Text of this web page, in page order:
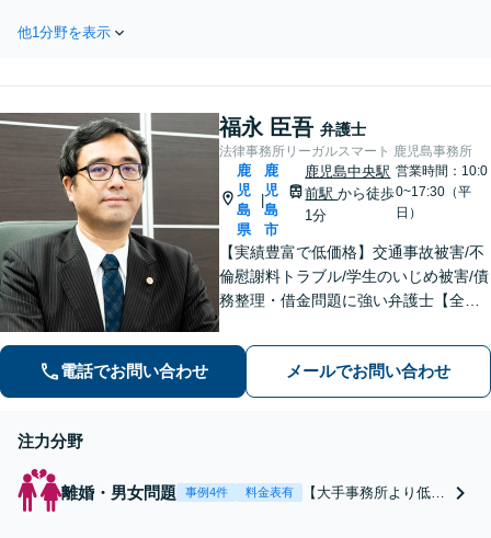
応｜任意整理・個人再
な方法をご提案【弁護
士歴10年以上】
他1分野を表示
福永 臣吾 弁護士
法律事務所リーガルスマート 鹿児島事務所
鹿
児
島
県
鹿
児
島
市
鹿児島中央駅
前駅から徒歩
1分
営業時間：10:0
0~17:30（平
日）
【実績豊富で低価格】交通事故被害/不
倫慰謝料トラブル/学生のいじめ被害/債
務整理・借金問題に強い弁護士【全国
超】
電話でお問い合わせ メールでお問い合わせ
注力分野
離婚・男女問題 事例4件 料金表有
【大手事務所より低価